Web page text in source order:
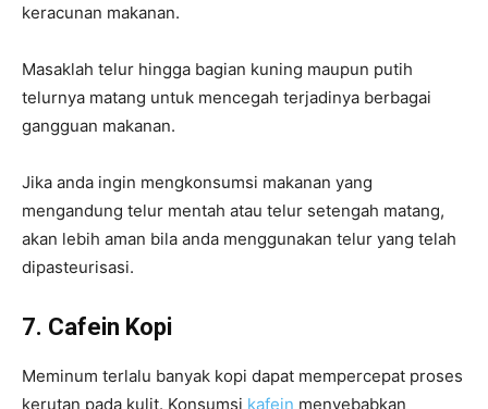
keracunan makanan.
Masaklah telur hingga bagian kuning maupun putih
telurnya matang untuk mencegah terjadinya berbagai
gangguan makanan.
Jika anda ingin mengkonsumsi makanan yang
mengandung telur mentah atau telur setengah matang,
akan lebih aman bila anda menggunakan telur yang telah
dipasteurisasi.
7. Cafein Kopi
Meminum terlalu banyak kopi dapat mempercepat proses
kerutan pada kulit. Konsumsi kafein menyebabkan